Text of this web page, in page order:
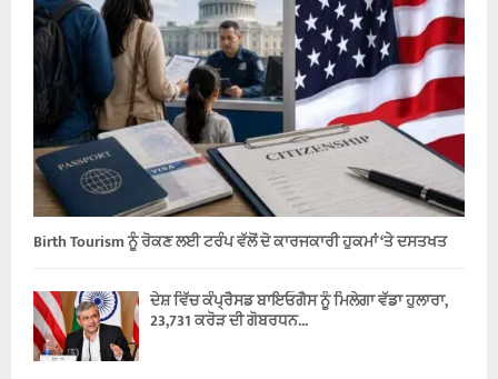
Birth Tourism ਨੂੰ ਰੋਕਣ ਲਈ ਟਰੰਪ ਵੱਲੋਂ ਦੋ ਕਾਰਜਕਾਰੀ ਹੁਕਮਾਂ ‘ਤੇ ਦਸਤਖਤ
ਦੇਸ਼ ਵਿੱਚ ਕੰਪ੍ਰੈਸਡ ਬਾਇਓਗੈਸ ਨੂੰ ਮਿਲੇਗਾ ਵੱਡਾ ਹੁਲਾਰਾ,
23,731 ਕਰੋੜ ਦੀ ਗੋਬਰਧਨ...